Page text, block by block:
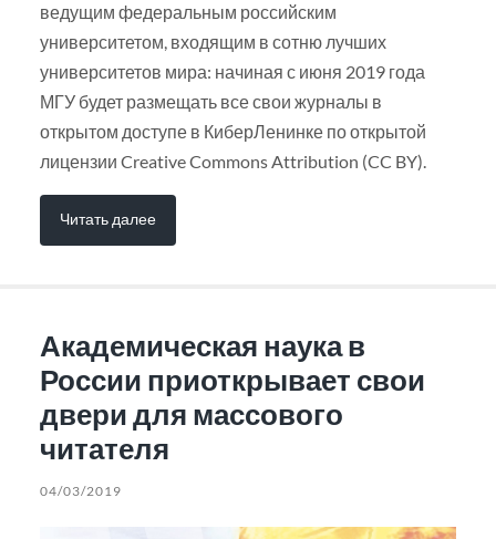
ведущим федеральным российским
университетом, входящим в сотню лучших
университетов мира: начиная с июня 2019 года
МГУ будет размещать все свои журналы в
открытом доступе в КиберЛенинке по открытой
лицензии Creative Commons Attribution (CC BY).
Читать далее
Академическая наука в
России приоткрывает свои
двери для массового
читателя
04/03/2019